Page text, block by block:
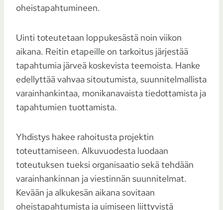
oheistapahtumineen.
Uinti toteutetaan loppukesästä noin viikon
aikana. Reitin etapeille on tarkoitus järjestää
tapahtumia järveä koskevista teemoista. Hanke
edellyttää vahvaa sitoutumista, suunnitelmallista
varainhankintaa, monikanavaista tiedottamista ja
tapahtumien tuottamista.
Yhdistys hakee rahoitusta projektin
toteuttamiseen. Alkuvuodesta luodaan
toteutuksen tueksi organisaatio sekä tehdään
varainhankinnan ja viestinnän suunnitelmat.
Kevään ja alkukesän aikana sovitaan
oheistapahtumista ja uimiseen liittyvistä